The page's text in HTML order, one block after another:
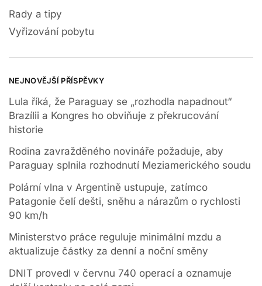
Rady a tipy
Vyřizování pobytu
NEJNOVĚJŠÍ PŘÍSPĚVKY
Lula říká, že Paraguay se „rozhodla napadnout“
Brazílii a Kongres ho obviňuje z překrucování
historie
Rodina zavražděného novináře požaduje, aby
Paraguay splnila rozhodnutí Meziamerického soudu
Polární vlna v Argentině ustupuje, zatímco
Patagonie čelí dešti, sněhu a nárazům o rychlosti
90 km/h
Ministerstvo práce reguluje minimální mzdu a
aktualizuje částky za denní a noční směny
DNIT provedl v červnu 740 operací a oznamuje